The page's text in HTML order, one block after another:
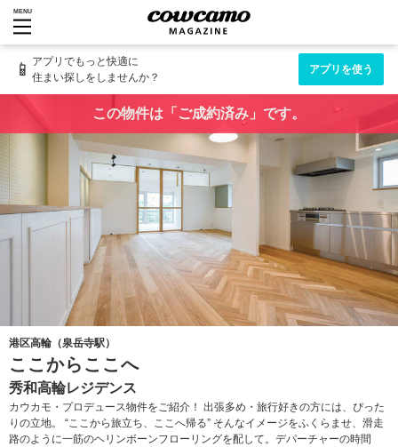
MENU
📱 アプリでもっと快適に
住まい探しをしませんか？
アプリを使う
この物件は「ご成約済み」です。
港区高輪（泉岳寺駅）
ここからここへ
秀和高輪レジデンス
カウカモ・プロデュース物件をご紹介！ 出張多め・旅行好きの方には、ぴった
りの立地。 “ここから旅立ち、ここへ帰る” そんなイメージをふくらませ、滑走
路のように一筋のヘリンボーンフローリングを配して。デパーチャーの時間